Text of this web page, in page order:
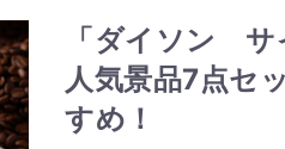
「ダイソン サ
人気景品7点セ
すめ！